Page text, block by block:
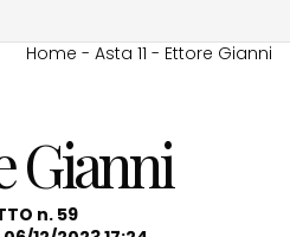
Home - Asta 11 - Ettore Gianni
Gianni
n. 59